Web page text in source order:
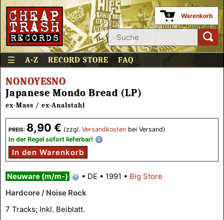
0 Warenkorb
☰ A-Z RECORD STORE FAQ
PREIS: 8,90 € (zzgl. Versandkosten bei Versand)
In der Regel sofort lieferbar!
In den Warenkorb
NONOYESNO
Japanese Mondo Bread (LP)
ex-Mass / ex-Analstahl
Neuware (m/m-) • DE • 1991 • Big Store
Hardcore / Noise Rock
7 Tracks; Inkl. Beiblatt.